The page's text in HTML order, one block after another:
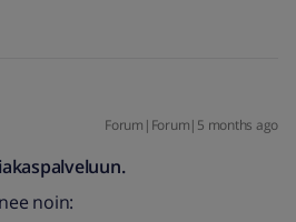
Forum|Forum|5 months ago
noin: